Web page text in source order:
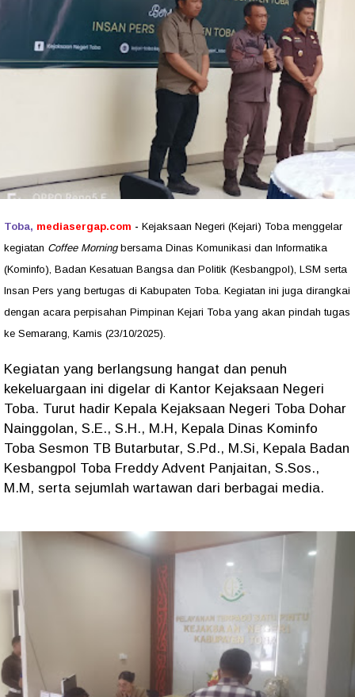
Toba, mediasergap.com - Kejaksaan Negeri (Kejari) Toba menggelar
kegiatan Coffee Morningbersama Dinas Komunikasi dan Informatika
(Kominfo), Badan Kesatuan Bangsa dan Politik (Kesbangpol), LSM serta
Insan Pers yang bertugas di Kabupaten Toba. Kegiatan ini juga dirangkai
dengan acara perpisahan Pimpinan Kejari Toba yang akan pindah tugas
ke Semarang, Kamis (23/10/2025).
Kegiatan yang berlangsung hangat dan penuh
kekeluargaan ini digelar di Kantor Kejaksaan Negeri
Toba. Turut hadir Kepala Kejaksaan Negeri Toba Dohar
Nainggolan, S.E., S.H., M.H, Kepala Dinas Kominfo
Toba Sesmon TB Butarbutar, S.Pd., M.Si, Kepala Badan
Kesbangpol Toba Freddy Advent Panjaitan, S.Sos.,
M.M, serta sejumlah wartawan dari berbagai media.